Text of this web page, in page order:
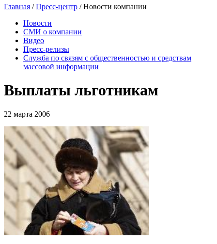
Главная /Пресс-центр / Новости компании
Новости
СМИ о компании
Видео
Пресс-релизы
Служба по связям с общественностью и средствам
массовой информации
Выплаты льготникам
22 марта 2006